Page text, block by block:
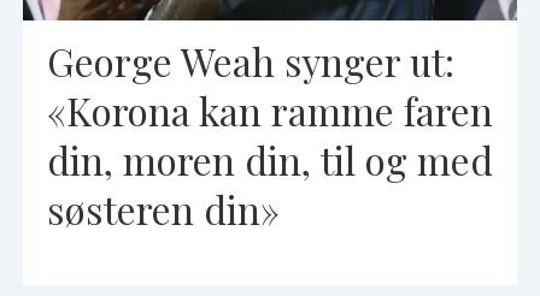
George Weah synger ut:
«Korona kan ramme faren
din, moren din, til og med
søsteren din»